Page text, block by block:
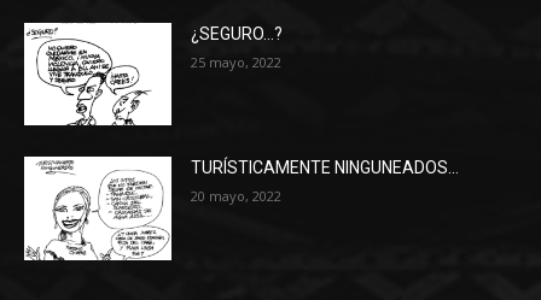
¿SEGURO…?
25 mayo, 2022
TURÍSTICAMENTE NINGUNEADOS…
20 mayo, 2022